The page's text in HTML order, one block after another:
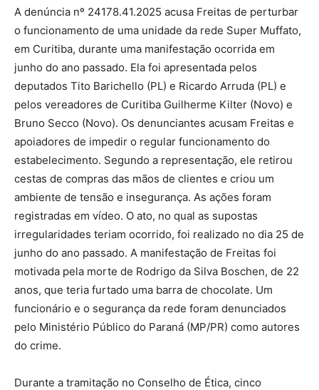
A denúncia nº 24178.41.2025 acusa Freitas de perturbar
o funcionamento de uma unidade da rede Super Muffato,
em Curitiba, durante uma manifestação ocorrida em
junho do ano passado. Ela foi apresentada pelos
deputados Tito Barichello (PL) e Ricardo Arruda (PL) e
pelos vereadores de Curitiba Guilherme Kilter (Novo) e
Bruno Secco (Novo). Os denunciantes acusam Freitas e
apoiadores de impedir o regular funcionamento do
estabelecimento. Segundo a representação, ele retirou
cestas de compras das mãos de clientes e criou um
ambiente de tensão e insegurança. As ações foram
registradas em vídeo. O ato, no qual as supostas
irregularidades teriam ocorrido, foi realizado no dia 25 de
junho do ano passado. A manifestação de Freitas foi
motivada pela morte de Rodrigo da Silva Boschen, de 22
anos, que teria furtado uma barra de chocolate. Um
funcionário e o segurança da rede foram denunciados
pelo Ministério Público do Paraná (MP/PR) como autores
do crime.
Durante a tramitação no Conselho de Ética, cinco